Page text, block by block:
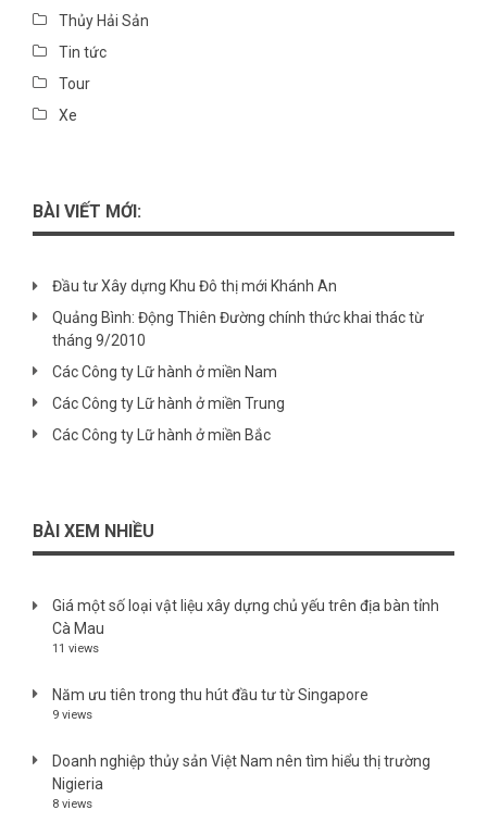
Thủy Hải Sản
Tin tức
Tour
Xe
BÀI VIẾT MỚI:
Đầu tư Xây dựng Khu Đô thị mới Khánh An
Quảng Bình: Động Thiên Đường chính thức khai thác từ
tháng 9/2010
Các Công ty Lữ hành ở miền Nam
Các Công ty Lữ hành ở miền Trung
Các Công ty Lữ hành ở miền Bắc
BÀI XEM NHIỀU
Giá một số loại vật liệu xây dựng chủ yếu trên địa bàn tỉnh
Cà Mau
11 views
Năm ưu tiên trong thu hút đầu tư từ Singapore
9 views
Doanh nghiệp thủy sản Việt Nam nên tìm hiểu thị trường
Nigieria
8 views